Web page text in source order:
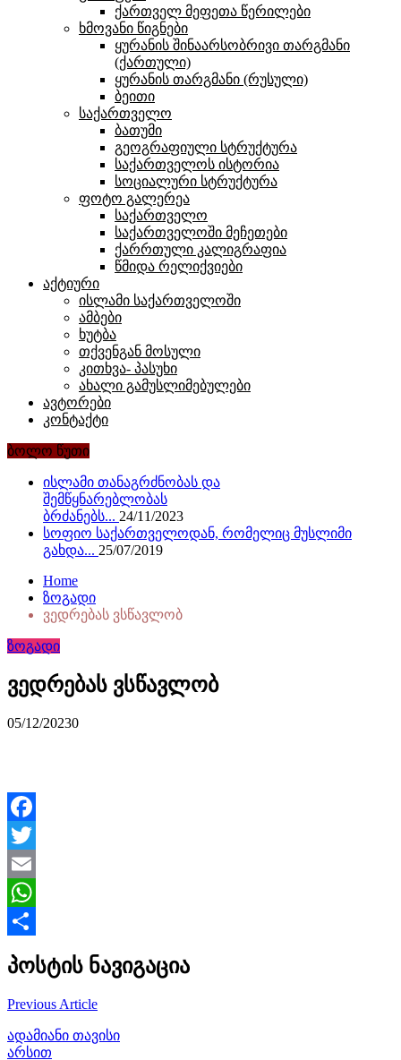
ქართველ მეფეთა წერილები
ხმოვანი წიგნები
ყურანის შინაარსობრივი თარგმანი
(ქართული)
ყურანის თარგმანი (რუსული)
ბეითი
საქართველო
ბათუმი
გეოგრაფიული სტრუქტურა
საქართველოს ისტორია
სოციალური სტრუქტურა
ფოტო გალერეა
საქართველო
საქართველოში მეჩეთები
ქარრთული კალიგრაფია
წმიდა რელიქვიები
აქტიური
ისლამი საქართველოში
ამბები
ხუტბა
თქვენგან მოსული
კითხვა- პასუხი
ახალი გამუსლიმებულები
ავტორები
კონტაქტი
ბოლო წუთი
ისლამი თანაგრძნობას და
შემწყნარებლობას
ბრძანებს... 24/11/2023
სოფიო საქართველოდან, რომელიც მუსლიმი
გახდა... 25/07/2019
Home
ზოგადი
ვედრებას ვსწავლობ
ზოგადი
ვედრებას ვსწავლობ
05/12/20230
Facebook
Twitter
Email
WhatsApp
პოსტის ნავიგაცია
Previous Article
ადამიანი თავისი
არსით